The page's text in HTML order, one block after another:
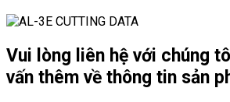
Vui lòng liên hệ với chúng
vấn thêm về thông tin sản